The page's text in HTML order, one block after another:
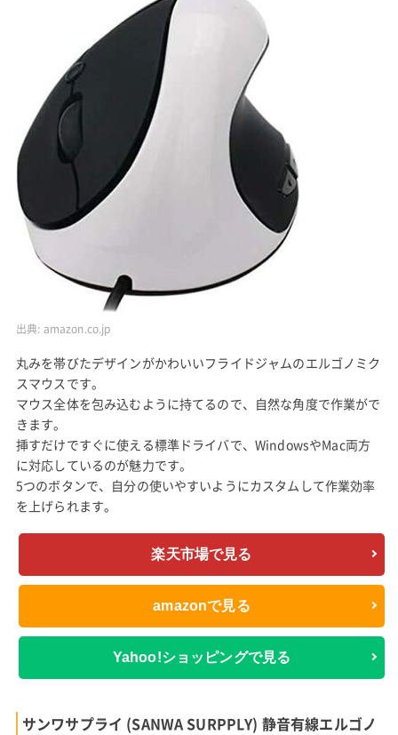
出典: amazon.co.jp
丸みを帯びたデザインがかわいいフライドジャムのエルゴノミク
スマウスです。
マウス全体を包み込むように持てるので、自然な角度で作業がで
きます。
挿すだけですぐに使える標準ドライバで、WindowsやMac両方
に対応しているのが魅力です。
5つのボタンで、自分の使いやすいようにカスタムして作業効率
を上げられます。
楽天市場で見る
amazonで見る
Yahoo!ショッピングで見る
サンワサプライ (SANWA SURPPLY) 静音有線エルゴノ